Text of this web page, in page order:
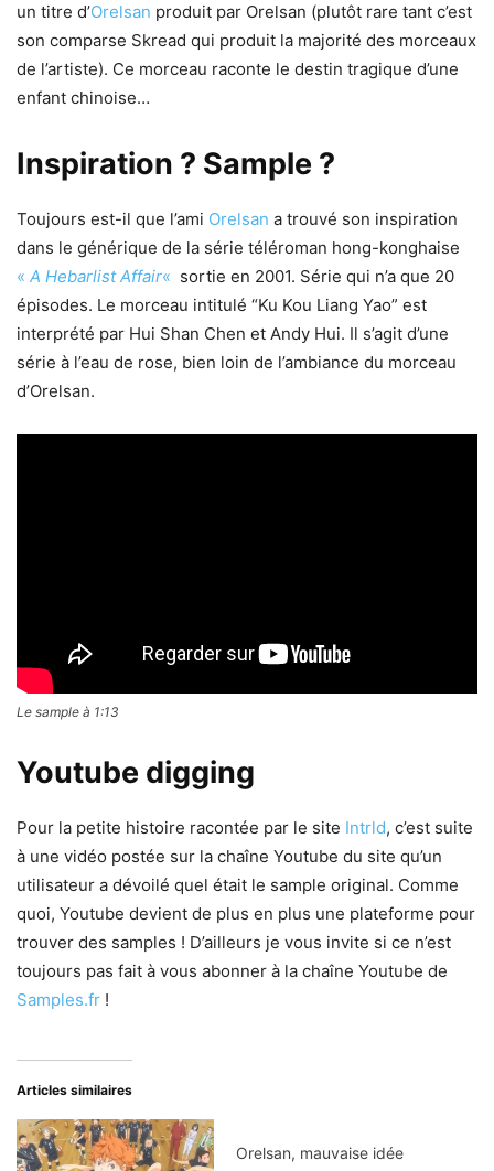
un titre d’Orelsan produit par Orelsan (plutôt rare tant c’est
son comparse Skread qui produit la majorité des morceaux
de l’artiste). Ce morceau raconte le destin tragique d’une
enfant chinoise…
Inspiration ? Sample ?
Toujours est-il que l’ami Orelsan a trouvé son inspiration
dans le générique de la série téléroman hong-konghaise
« A Hebarlist Affair« sortie en 2001. Série qui n’a que 20
épisodes. Le morceau intitulé “Ku Kou Liang Yao” est
interprété par Hui Shan Chen et Andy Hui. Il s’agit d’une
série à l’eau de rose, bien loin de l’ambiance du morceau
d’Orelsan.
Le sample à 1:13
Youtube digging
Pour la petite histoire racontée par le site Intrld, c’est suite
à une vidéo postée sur la chaîne Youtube du site qu’un
utilisateur a dévoilé quel était le sample original. Comme
quoi, Youtube devient de plus en plus une plateforme pour
trouver des samples ! D’ailleurs je vous invite si ce n’est
toujours pas fait à vous abonner à la chaîne Youtube de
Samples.fr !
Articles similaires
Orelsan, mauvaise idée